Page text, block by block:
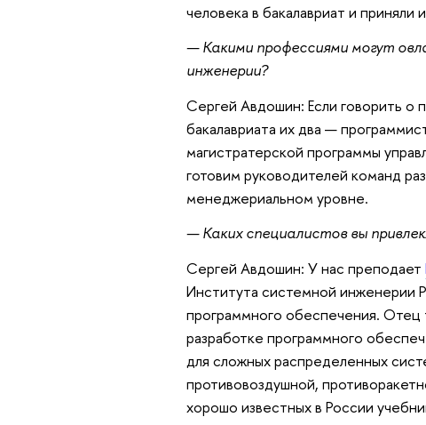
человека в бакалавриат и приняли
— Какими профессиями могут
инженерии?
Сергей Авдошин: Если говорить о
бакалавриата их два —
магистратерской программы
готовим руководителей команд
менеджериальном уровне.
— Каких специалистов вы
Сергей Авдошин: У нас преподает
Института системной инженерии
программного обеспечения. Отец
разработке программного
для сложных распределенных
противовоздушной,
хорошо известных в России